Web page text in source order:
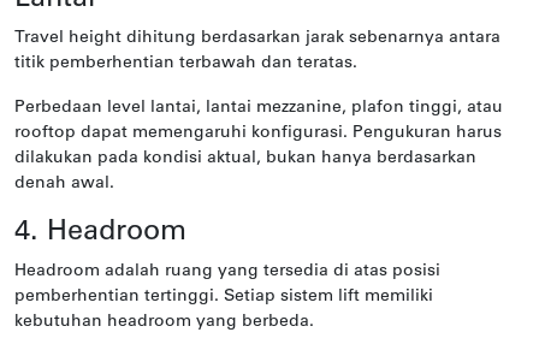
Travel height dihitung berdasarkan jarak sebenarnya antara
titik pemberhentian terbawah dan teratas.
Perbedaan level lantai, lantai mezzanine, plafon tinggi, atau
rooftop dapat memengaruhi konfigurasi. Pengukuran harus
dilakukan pada kondisi aktual, bukan hanya berdasarkan
denah awal.
4. Headroom
Headroom adalah ruang yang tersedia di atas posisi
pemberhentian tertinggi. Setiap sistem lift memiliki
kebutuhan headroom yang berbeda.